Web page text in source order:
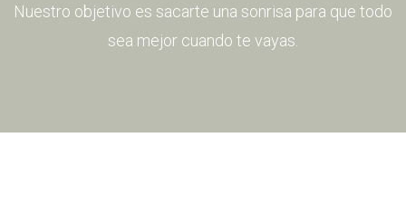
Nuestro objetivo es sacarte una sonrisa para que todo
sea mejor cuando te vayas.